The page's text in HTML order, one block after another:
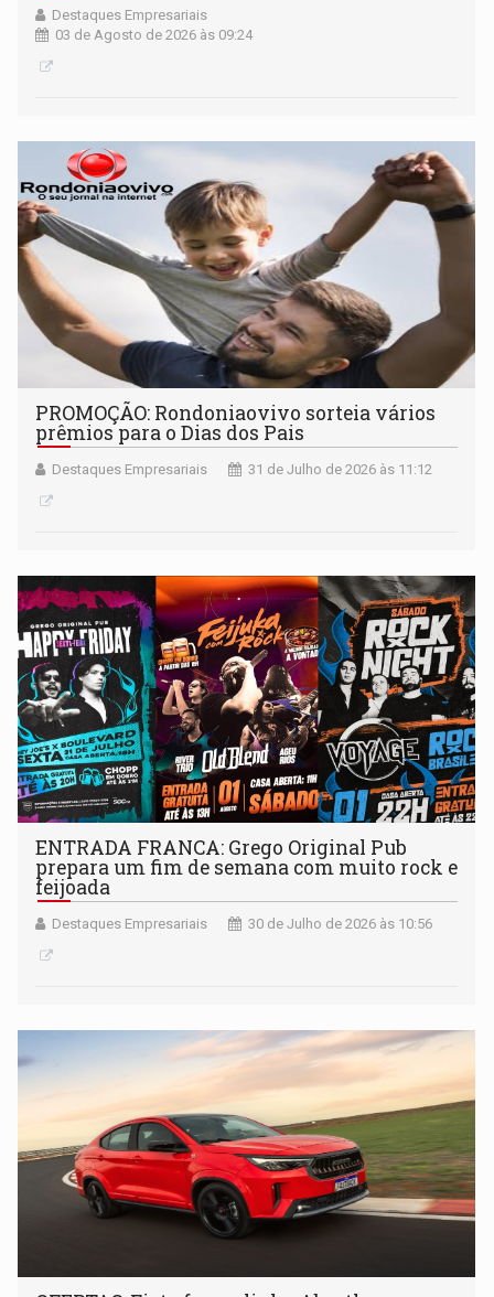
Destaques Empresariais
03 de Agosto de 2026 às 09:24
PROMOÇÃO: Rondoniaovivo sorteia vários
prêmios para o Dias dos Pais
Destaques Empresariais 31 de Julho de 2026 às 11:12
ENTRADA FRANCA: Grego Original Pub
prepara um fim de semana com muito rock e
feijoada
Destaques Empresariais 30 de Julho de 2026 às 10:56